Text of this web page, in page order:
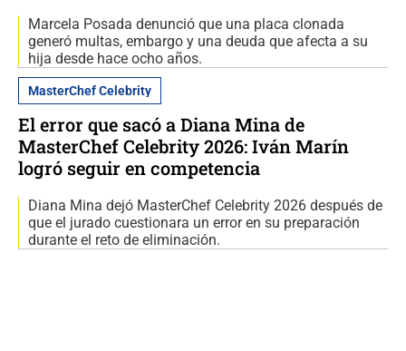
Marcela Posada denunció que una placa clonada
generó multas, embargo y una deuda que afecta a su
hija desde hace ocho años.
MasterChef Celebrity
El error que sacó a Diana Mina de
MasterChef Celebrity 2026: Iván Marín
logró seguir en competencia
Diana Mina dejó MasterChef Celebrity 2026 después de
que el jurado cuestionara un error en su preparación
durante el reto de eliminación.